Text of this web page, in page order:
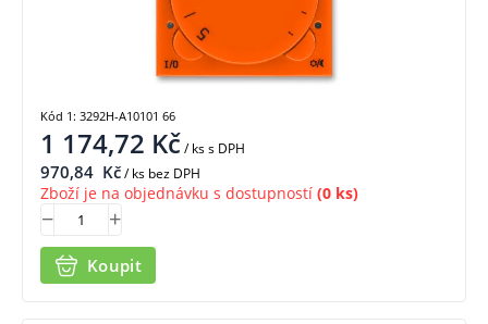
1 174,72 Kč/ kss DPH
970,84 Kč/ ks bez DPH
Zboží je na objednávku s dostupností (0 ks)
Koupit
Kód 1: 3292H-A10101 66